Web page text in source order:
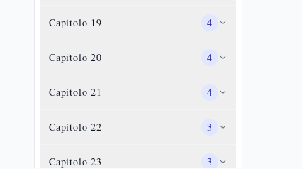
Capitolo 19 4
Capitolo20 4
Capitolo21 4
Capitolo22 3
Capitolo23 3